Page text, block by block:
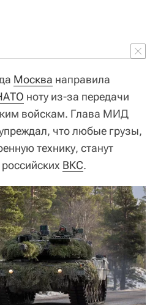
Москва направила
ноту из-за передачи
войскам. Глава МИД
что любые грузы,
технику, станут
ВКС.